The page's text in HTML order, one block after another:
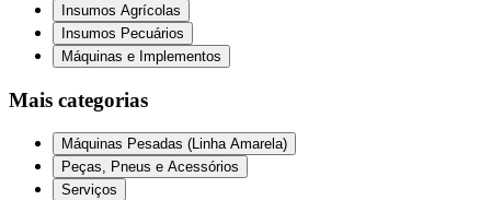
Insumos Agrícolas
Insumos Pecuários
Máquinas e Implementos
Mais categorias
Máquinas Pesadas (Linha Amarela)
Peças, Pneus e Acessórios
Serviços